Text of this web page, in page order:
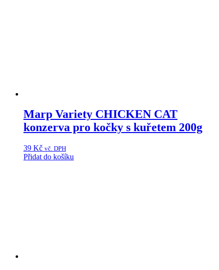
Marp Variety CHICKEN CAT
konzerva pro kočky s kuřetem 200g
39 Kč vč. DPH
Přidat do košíku